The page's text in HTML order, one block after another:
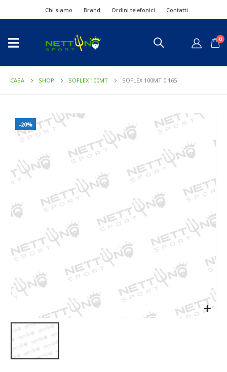
Chi siamo Brand Ordini telefonici Contatti
0
CASA SHOP SOFLEX 100MT SOFLEX 100MT 0.165
-20%